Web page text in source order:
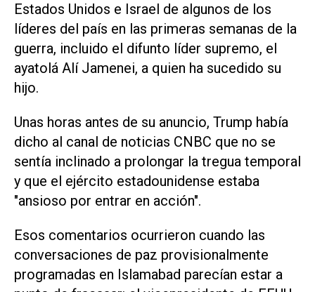
Estados Unidos e Israel de algunos de los
líderes del país en las primeras semanas de la
guerra, incluido el difunto líder supremo, el
ayatolá Alí Jamenei, a quien ha sucedido su
hijo.
Unas horas antes de su anuncio, Trump había
dicho al canal de noticias CNBC que no se
sentía inclinado a prolongar la tregua temporal
y que el ejército estadounidense estaba
"ansioso por entrar en acción".
Esos comentarios ocurrieron cuando las
conversaciones de paz provisionalmente
programadas en Islamabad parecían estar a